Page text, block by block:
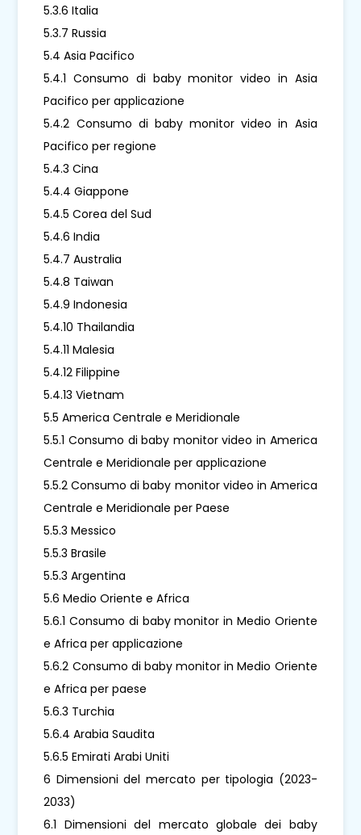
5.3.6 Italia
5.3.7 Russia
5.4 Asia Pacifico
5.4.1 Consumo di baby monitor video in Asia
Pacifico per applicazione
5.4.2 Consumo di baby monitor video in Asia
Pacifico per regione
5.4.3 Cina
5.4.4 Giappone
5.4.5 Corea del Sud
5.4.6 India
5.4.7 Australia
5.4.8 Taiwan
5.4.9 Indonesia
5.4.10 Thailandia
5.4.11 Malesia
5.4.12 Filippine
5.4.13 Vietnam
5.5 America Centrale e Meridionale
5.5.1 Consumo di baby monitor video in America
Centrale e Meridionale per applicazione
5.5.2 Consumo di baby monitor video in America
Centrale e Meridionale per Paese
5.5.3 Messico
5.5.3 Brasile
5.5.3 Argentina
5.6 Medio Oriente e Africa
5.6.1 Consumo di baby monitor in Medio Oriente
e Africa per applicazione
5.6.2 Consumo di baby monitor in Medio Oriente
e Africa per paese
5.6.3 Turchia
5.6.4 Arabia Saudita
5.6.5 Emirati Arabi Uniti
6 Dimensioni del mercato per tipologia (2023-
2033)
6.1 Dimensioni del mercato globale dei baby